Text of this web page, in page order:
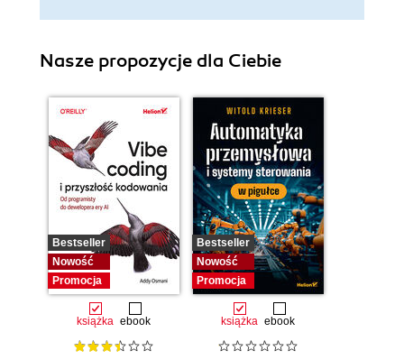
Nasze propozycje dla Ciebie
Bestseller
Nowość
Promocja
książka ebook
Bestseller
Nowość
Promocja
książka ebook